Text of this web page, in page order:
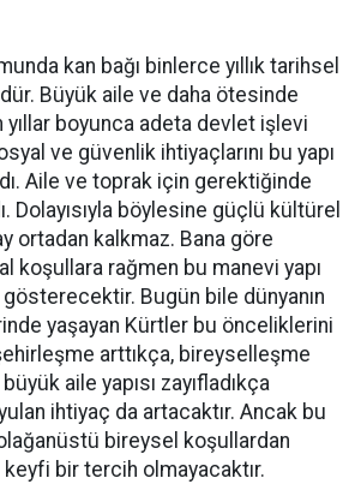
kan bağı binlerce yıllık tarihsel
Büyük aile ve daha ötesinde
yıllar boyunca adeta devlet işlevi
ve güvenlik ihtiyaçlarını bu yapı
Aile ve toprak için gerektiğinde
Dolayısıyla böylesine güçlü kültürel
ortadan kalkmaz. Bana göre
koşullara rağmen bu manevi yapı
Bugün bile dünyanın
yaşayan Kürtler bu önceliklerini
arttıkça, bireyselleşme
aile yapısı zayıfladıkça
ihtiyaç da artacaktır. Ancak bu
bireysel koşullardan
keyfi bir tercih olmayacaktır.